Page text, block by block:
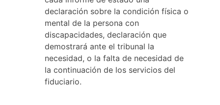
declaración sobre la condición física o
mental de la persona con
discapacidades, declaración que
demostrará ante el tribunal la
necesidad, o la falta de necesidad de
la continuación de los servicios del
fiduciario.